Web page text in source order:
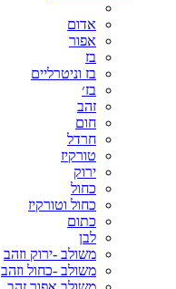
אדום
אפור
בז
בז וניטרליים
בז׳
זהב
חום
חרדל
טורקיז
ירוק
כחול
כחול וטורקיז
כתום
לבן
משולב -ירוק וזהב
משולב -כחול וזהב